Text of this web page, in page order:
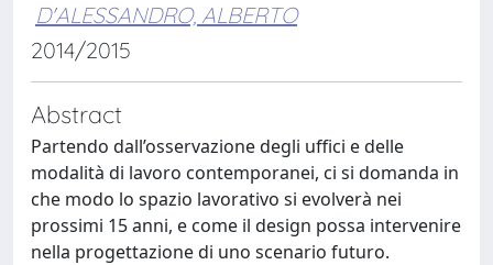
D'ALESSANDRO, ALBERTO
2014/2015
Abstract
Partendo dall’osservazione degli uffici e delle
modalità di lavoro contemporanei, ci si domanda in
che modo lo spazio lavorativo si evolverà nei
prossimi 15 anni, e come il design possa intervenire
nella progettazione di uno scenario futuro.